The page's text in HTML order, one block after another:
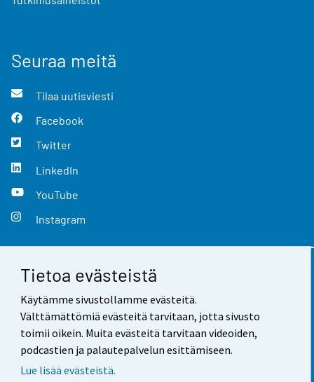
Tietoa evästeistä
Käytämme sivustollamme evästeitä.
Välttämättömiä evästeitä tarvitaan, jotta sivusto
toimii oikein. Muita evästeitä tarvitaan videoiden,
podcastien ja palautepalvelun esittämiseen.
Lue lisää evästeistä.
Seuraa meitä
Tilaa uutisviesti
Facebook
Twitter
LinkedIn
YouTube
Instagram
Yhteystiedot
Palaute
Käyttöehdot